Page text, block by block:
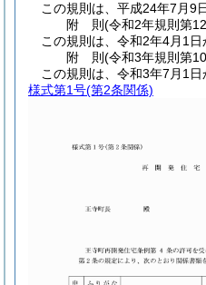
この規則は、平成24年7月9
附 則(令和2年規則第
この規則は、令和2年4月1日
附 則(令和3年規則第
この規則は、令和3年7月1日
様式第1号(第2条関係)